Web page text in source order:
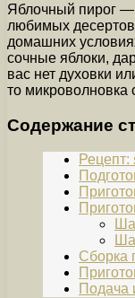
Яблочный пирог —
любимых
домашних
сочные яблоки,
вас нет духовки
то
Содержание
Рецепт:
Сборка
Подача